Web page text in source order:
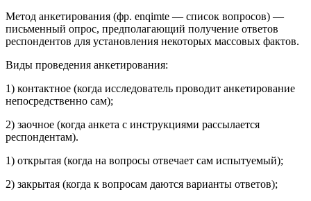
Метод анкетирования (фр. enqimte — список вопросов) —
письменный опрос, предполагающий получение ответов
респондентов для установления некоторых массовых фактов.
Виды проведения анкетирования:
1) контактное (когда исследователь проводит анкетирование
непосредственно сам);
2) заочное (когда анкета с инструкциями рассылается
респондентам).
1) открытая (когда на вопросы отвечает сам испытуемый);
2) закрытая (когда к вопросам даются варианты ответов);